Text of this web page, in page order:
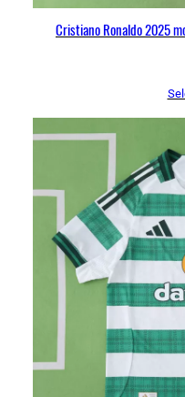
Cristiano Ronaldo 2025